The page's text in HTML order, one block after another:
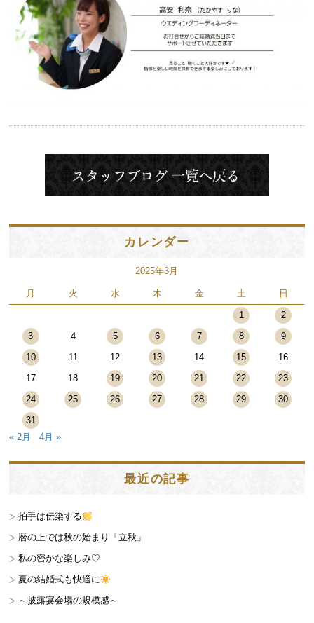
カレンダー
2025年3月
月 火 水 木 金 土 日
1
2
3
4 5 6 7 8
9
10
11 12 13 14 15
16
17
18 19 20 21 22
23
24
25 26 27 28 29
30
31
« 2月
4月 »
最近の記事
拍手は伝染する
暦の上では秋の始まり「立秋」
私の密かな楽しみ♡
夏の結婚式も快適に
～披露宴会場の規模感～